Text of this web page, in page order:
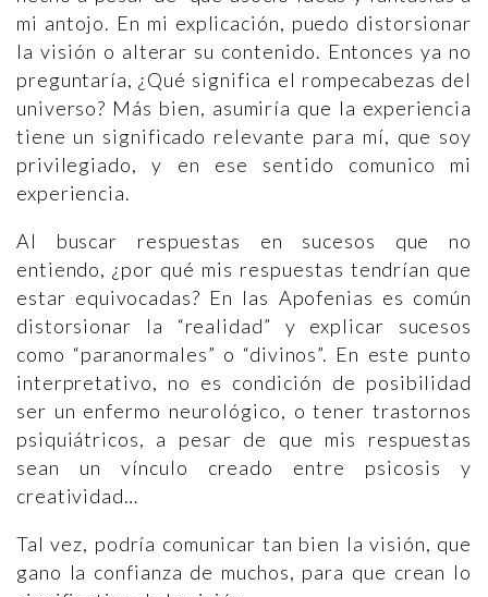
mi antojo. En mi explicación, puedo distorsionar
la visión o alterar su contenido. Entonces ya no
preguntaría, ¿Qué significa el rompecabezas del
universo? Más bien, asumiría que la experiencia
tiene un significado relevante para mí, que soy
privilegiado, y en ese sentido comunico mi
experiencia.
Al buscar respuestas en sucesos que no
entiendo, ¿por qué mis respuestas tendrían que
estar equivocadas? En las Apofenias es común
distorsionar la “realidad” y explicar sucesos
como “paranormales” o “divinos”. En este punto
interpretativo, no es condición de posibilidad
ser un enfermo neurológico, o tener trastornos
psiquiátricos, a pesar de que mis respuestas
sean un vínculo creado entre psicosis y
creatividad…
Tal vez, podría comunicar tan bien la visión, que
gano la confianza de muchos, para que crean lo